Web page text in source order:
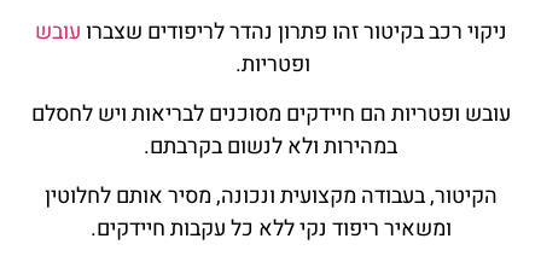
ניקוי רכב בקיטור זהו פתרון נהדר לריפודים שצברועובש
ופטריות.
עובש ופטריות הם חיידקים מסוכנים לבריאות ויש לחסלם
במהירות ולא לנשום בקרבתם.
הקיטור, בעבודה מקצועית ונכונה, מסיר אותם לחלוטין
ומשאיר ריפוד נקי ללא כל עקבות חיידקים.